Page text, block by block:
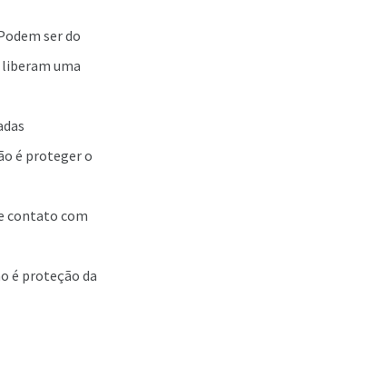
ser do
uma
é proteger o
contato com
é proteção da